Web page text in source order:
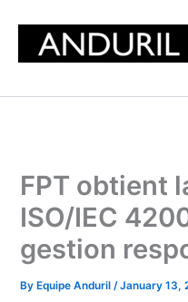
content
FPT obtient
ISO/IEC
gestion
By Equipe Anduril/January 13,